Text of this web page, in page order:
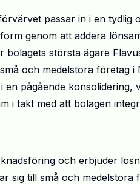
passar in i en tydlig
genom att addera
bolagets största ägare
och medelstora företag
pågående konsolidering,
i takt med att bolagen
och erbjuder
sig till små och